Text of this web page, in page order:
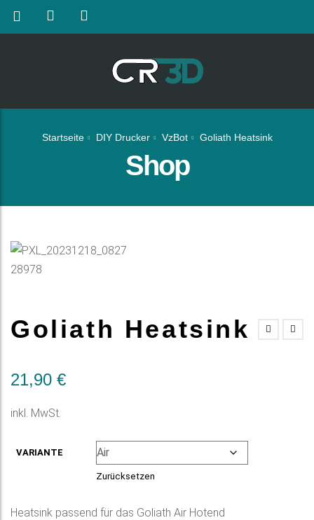
Startseite DIY Drucker VzBot Goliath Heatsink
Shop
Goliath Heatsink
21,90 €
inkl. MwSt.
VARIANTE
Zurücksetzen
Heatsink passend für das Goliath Air Hotend